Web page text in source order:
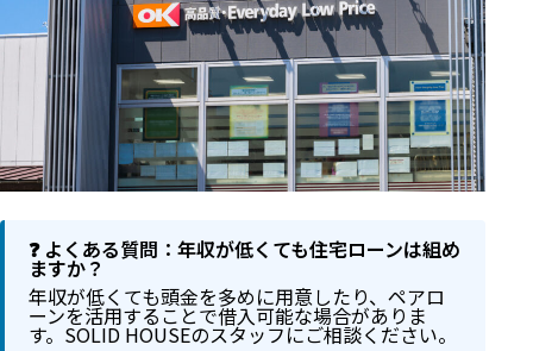
❓ よくある質問：年収が低くても住宅ローンは組め
ますか？
年収が低くても頭金を多めに用意したり、ペアロ
ーンを活用することで借入可能な場合がありま
す。SOLID HOUSEのスタッフにご相談ください。